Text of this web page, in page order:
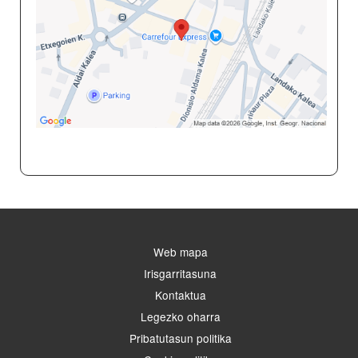
Web mapa
Irisgarritasuna
Kontaktua
Legezko oharra
Pribatutasun politika